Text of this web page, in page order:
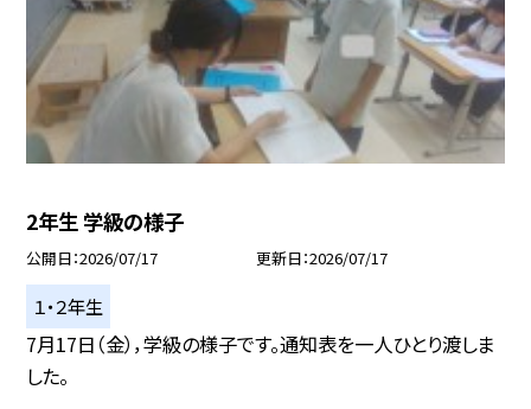
2年生 学級の様子
公開日 2026/07/17 更新日 2026/07/17
１・２年生
7月17日（金），学級の様子です。通知表を一人ひとり渡しま
した。